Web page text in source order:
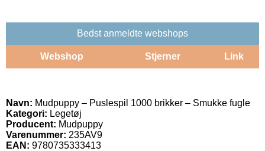
Bedst anmeldte webshops
Webshop Stjerner Link
Navn: Mudpuppy – Puslespil 1000 brikker – Smukke fugle
Kategori: Legetøj
Producent: Mudpuppy
Varenummer: 235AV9
EAN: 9780735333413